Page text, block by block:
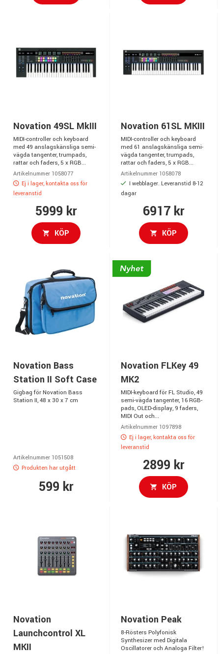
Novation 49SL MkIII
MIDI-controller och keyboard
med 49 anslagskänsliga semi-
vägda tangenter, trumpads,
rattar och faders, 5 x RGB...
Artikelnummer 1058077
Ej i lager, kontakta oss för
leveranstid
5999 kr
KÖP
Novation 61SL MKIII
MIDI-controller och keyboard
med 61 anslagskänsliga semi-
vägda tangenter, trumpads,
rattar och faders, 5 x RGB...
Artikelnummer 1058078
I webblager. Leveranstid 8-12
dagar
6917 kr
KÖP
Novation Bass
Station II Soft Case
Gigbag för Novation Bass
Station II, 48 x 30 x 7 cm
Artikelnummer 1051508
Produkten har utgått
599 kr
Novation FLKey 49
MK2
MIDI-keyboard för FL Studio, 49
semi-vägda tangenter, 16 RGB-
pads, OLED-display, 9 faders,
MIDI Out och...
Artikelnummer 1097898
Ej i lager, kontakta oss för
leveranstid
2899 kr
KÖP
Novation
Launchcontrol XL
MKII
Novation Peak
8-Rösters Polyfonisk
Synthesizer med Digitala
Oscillatorer och Analoga Filter!